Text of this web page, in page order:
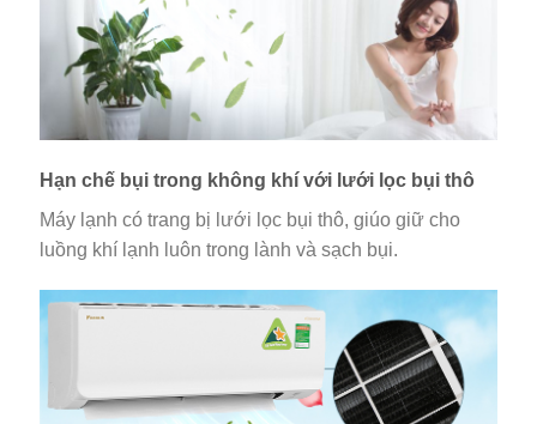
Hạn chế bụi trong không khí với lưới lọc bụi thô
Máy lạnh có trang bị lưới lọc bụi thô, giúo giữ cho
luồng khí lạnh luôn trong lành và sạch bụi.